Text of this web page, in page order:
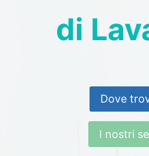
di
Dove
I nostri